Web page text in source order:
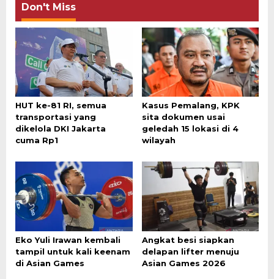
Don't Miss
HUT ke-81 RI, semua
transportasi yang
dikelola DKI Jakarta
cuma Rp1
Kasus Pemalang, KPK
sita dokumen usai
geledah 15 lokasi di 4
wilayah
Eko Yuli Irawan kembali
tampil untuk kali keenam
di Asian Games
Angkat besi siapkan
delapan lifter menuju
Asian Games 2026